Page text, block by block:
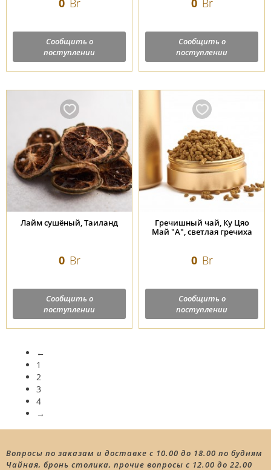
0 Br
Сообщить о
поступлении
0 Br
Сообщить о
поступлении
Лайм сушёный, Таиланд
0 Br
Сообщить о
поступлении
Гречишный чай, Ку Цяо
Май "А", светлая гречиха
0 Br
Сообщить о
поступлении
←
1
2
3
4
→
Вопросы по заказам и доставке с 10.00 до 18.00 по будням
Чайная, бронь столика, прочие вопросы с 12.00 до 22.00